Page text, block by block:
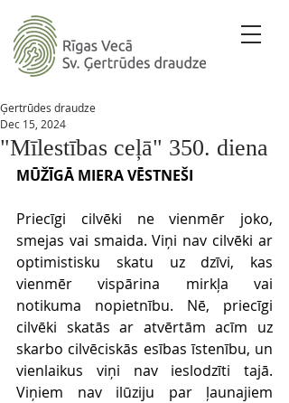
"Mīlestības ceļā" 350. diena
Ģertrūdes draudze
Dec 15, 2024
MŪŽĪGĀ MIERA VĒSTNEŠI
Priecīgi cilvēki ne vienmēr joko,
smejas vai smaida. Viņi nav cilvēki ar
optimistisku skatu uz dzīvi, kas
vienmēr vispārina mirkļa vai
notikuma nopietnību. Nē, priecīgi
cilvēki skatās ar atvērtām acīm uz
skarbo cilvēciskās esības īstenību, un
vienlaikus viņi nav ieslodzīti tajā.
Viņiem nav ilūziju par ļaunajiem